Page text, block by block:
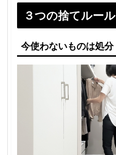
３つの捨てルール
今使わないものは処分